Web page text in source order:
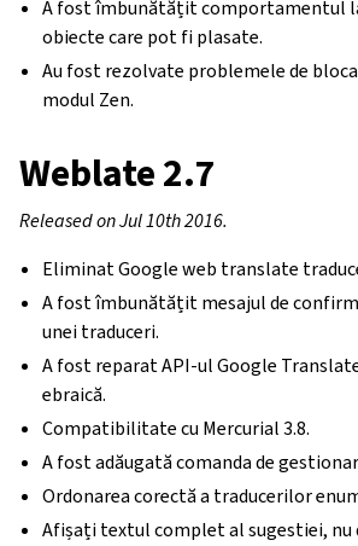
A fost îmbunătățit comportamentul
obiecte care pot fi plasate.
Au fost rezolvate problemele de
modul Zen.
Weblate 2.7
Released on Jul 10th 2016.
Eliminat Google web translate
A fost îmbunătățit mesajul de
unei traduceri.
A fost reparat API-ul Google
ebraică.
Compatibilitate cu Mercurial 3.8.
A fost adăugată comanda de
Ordonarea corectă a traducerilor
Afișați textul complet al sugestiei, nu